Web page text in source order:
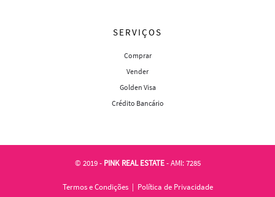
SERVIÇOS
Comprar
Vender
Golden Visa
Crédito Bancário
© 2019 - PINK REAL ESTATE- AMI: 7285
Termos e Condições| Política de Privacidade